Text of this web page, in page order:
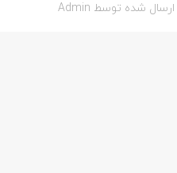
ارسال شده توسط Admin